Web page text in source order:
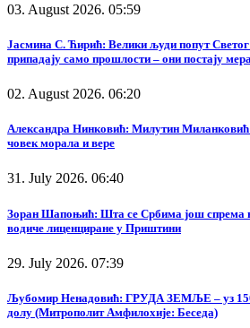
03. August 2026. 05:59
Јасмина С. Ћирић: Велики људи попут
припадају само прошлости – они постају
02. August 2026. 06:20
Александра Нинковић: Милутин Миланковић
човек морала и вере
31. July 2026. 06:40
Зоран Шапоњић: Шта се Србима још спрема
водиче лиценциране у Приштини
29. July 2026. 07:39
Љубомир Ненадовић: ГРУДА ЗЕМЉЕ – уз 150
долу (Митрополит Амфилохије: Беседа)